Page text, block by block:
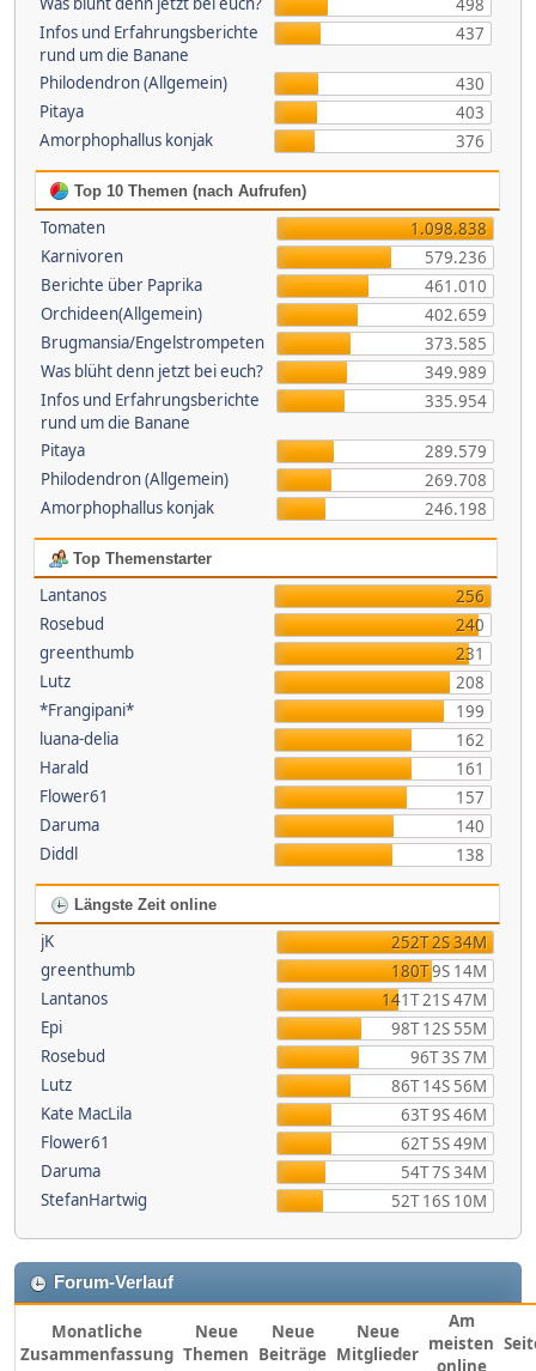
498
Infos und Erfahrungsberichte
rund um die Banane
437
Philodendron (Allgemein)
430
Pitaya
403
Amorphophallus konjak
376
Top 10 Themen (nach Aufrufen)
Tomaten
1.098.838
Karnivoren
579.236
Berichte über Paprika
461.010
Orchideen(Allgemein)
402.659
Brugmansia/Engelstrompeten
373.585
Was blüht denn jetzt bei euch?
349.989
Infos und Erfahrungsberichte
rund um die Banane
335.954
Pitaya
289.579
Philodendron (Allgemein)
269.708
Amorphophallus konjak
246.198
Top Themenstarter
Lantanos
256
Rosebud
240
greenthumb
231
Lutz
208
*Frangipani*
199
luana-delia
162
Harald
161
Flower61
157
Daruma
140
Diddl
138
Längste Zeit online
jK
252T 2S 34M
greenthumb
180T 9S 14M
Lantanos
141T 21S 47M
Epi
98T 12S 55M
Rosebud
96T 3S 7M
Lutz
86T 14S 56M
Kate MacLila
63T 9S 46M
Flower61
62T 5S 49M
Daruma
54T 7S 34M
StefanHartwig
52T 16S 10M
Forum-Verlauf
Monatliche
Zusammenfassung
Neue
Themen
Neue
Beiträge
Neue
Mitglieder
Am
meisten
online